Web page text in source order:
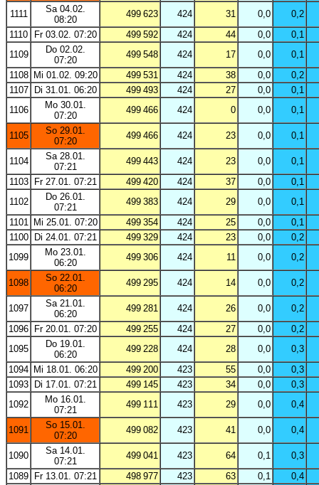
1111
Sa 04.02.
08:20
499 623 424 31 0,0
0,2
1110
Fr 03.02. 07:20 499 592 424 44 0,0
0,1
1109
Do 02.02.
07:20
499 548 424 17 0,0
0,1
1108
Mi 01.02. 09:20 499 531 424 38 0,0
0,2
1107
Di 31.01. 06:20 499 493 424 27 0,0
0,1
1106
Mo 30.01.
07:20
499 466 424 0 0,0 0,1
1105
So 29.01.
07:20
499 466 424 23 0,0 0,1
1104
Sa 28.01.
07:21
499 443 424 23 0,0
0,1
1103
Fr 27.01. 07:21 499 420 424 37 0,0
0,1
1102
Do 26.01.
07:21
499 383 424 29 0,0
0,1
1101
Mi 25.01. 07:20 499 354 424 25 0,0
0,1
1100
Di 24.01. 07:21 499 329 424 23 0,0
0,2
1099
Mo 23.01.
06:20
499 306 424 11 0,0 0,2
1098
So 22.01.
06:20
499 295 424 14 0,0 0,2
1097
Sa 21.01.
06:20
499 281 424 26 0,0
0,2
1096
Fr 20.01. 07:20 499 255 424 27 0,0
0,2
1095
Do 19.01.
06:20
499 228 424 28 0,0
0,3
1094 Mi 18.01. 06:20 499 200 423 55 0,0
0,3
1093
Di 17.01. 07:21 499 145 423 34 0,0
0,3
1092
Mo 16.01.
07:21
499 111 423 29 0,0 0,4
1091
So 15.01.
07:20
499 082 423 41 0,0 0,4
1090
Sa 14.01.
07:21
499 041 423 64 0,1
0,3
1089
Fr 13.01. 07:21 498 977 423 63 0,1
0,4